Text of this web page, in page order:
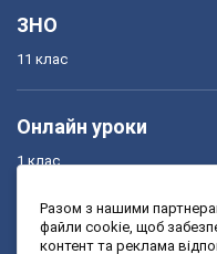
ЗНО
11 клас
Онлайн уроки
1 клас
3 клас
Разом з нашими
файли cookie, щоб
контент та реклама